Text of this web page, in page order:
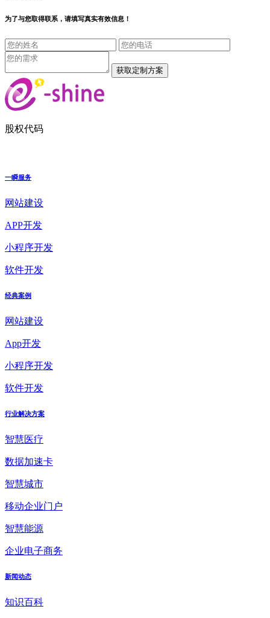
为了与您取得联系，请填写真实有效信息！
股权代码
一瞬服务
网站建设
APP开发
小程序开发
软件开发
经典案例
网站建设
App开发
小程序开发
软件开发
行业解决方案
智慧医疗
数据加速卡
智慧城市
移动企业门户
智慧能源
企业电子商务
新闻动态
知识百科